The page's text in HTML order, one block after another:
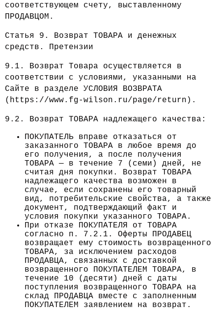
соответствующем счету, выставленному
ПРОДАВЦОМ.
Статья 9. Возврат ТОВАРА и денежных
средств. Претензии
9.1. Возврат Товара осуществляется в
соответствии с условиями, указанными на
Сайте в разделе УСЛОВИЯ ВОЗВРАТА
(https://www.fg-wilson.ru/page/return).
9.2. Возврат ТОВАРА надлежащего качества:
ПОКУПАТЕЛЬ вправе отказаться от
заказанного ТОВАРА в любое время до
его получения, а после получения
ТОВАРА — в течение 7 (семи) дней, не
считая дня покупки. Возврат ТОВАРА
надлежащего качества возможен в
случае, если сохранены его товарный
вид, потребительские свойства, а также
документ, подтверждающий факт и
условия покупки указанного ТОВАРА.
При отказе ПОКУПАТЕЛЯ от ТОВАРА
согласно п. 7.2.1. Оферты ПРОДАВЕЦ
возвращает ему стоимость возвращенного
ТОВАРА, за исключением расходов
ПРОДАВЦА, связанных с доставкой
возвращенного ПОКУПАТЕЛЕМ ТОВАРА, в
течение 10 (десяти) дней с даты
поступления возвращенного ТОВАРА на
склад ПРОДАВЦА вместе с заполненным
ПОКУПАТЕЛЕМ заявлением на возврат.